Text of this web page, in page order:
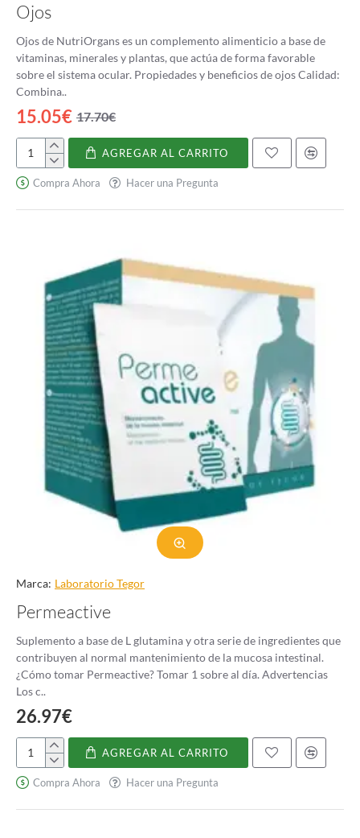
Ojos
Ojos de NutriOrgans es un complemento alimenticio a base de
vitaminas, minerales y plantas, que actúa de forma favorable
sobre el sistema ocular. Propiedades y beneficios de ojos Calidad:
Combina..
15.05€ 17.70€
Ojos
AGREGAR AL CARRITO
Compra Ahora Hacer una Pregunta
Marca: Laboratorio Tegor
Permeactive
Suplemento a base de L glutamina y otra serie de ingredientes que
contribuyen al normal mantenimiento de la mucosa intestinal.
¿Cómo tomar Permeactive? Tomar 1 sobre al día. Advertencias
Los c..
26.97€
Permeactive
AGREGAR AL CARRITO
Compra Ahora Hacer una Pregunta